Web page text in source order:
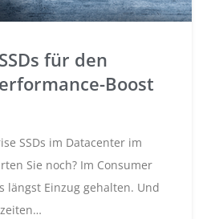
für den
Boost
SSDs im Datacenter im
Sie noch? Im Consumer
längst Einzug gehalten. Und